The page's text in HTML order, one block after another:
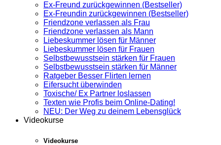
Ex-Freund zurückgewinnen (Bestseller)
Ex-Freundin zurückgewinnen (Bestseller)
Friendzone verlassen als Frau
Friendzone verlassen als Mann
Liebeskummer lösen für Männer
Liebeskummer lösen für Frauen
Selbstbewusstsein stärken für Frauen
Selbstbewusstsein stärken für Männer
Ratgeber Besser Flirten lernen
Eifersucht überwinden
Toxische/ Ex Partner loslassen
Texten wie Profis beim Online-Dating!
NEU: Der Weg zu deinem Lebensglück
Videokurse
Videokurse